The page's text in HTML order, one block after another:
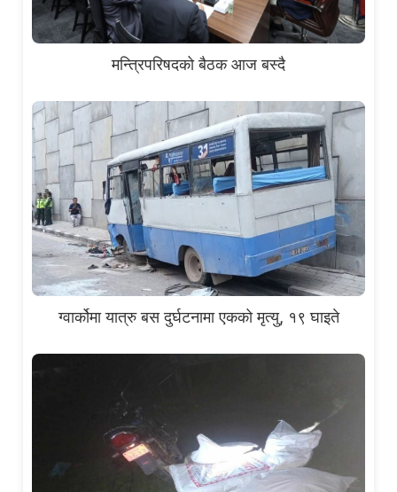
मन्त्रिपरिषदको बैठक आज बस्दै
ग्वार्कोमा यात्रु बस दुर्घटनामा एकको मृत्यु, १९ घाइते